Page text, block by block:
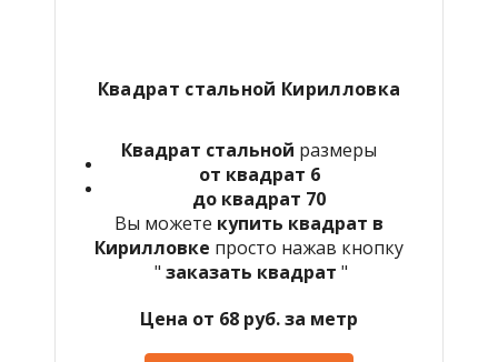
Квадрат стальной Кирилловка
Квадрат стальной размеры
от квадрат 6
до квадрат 70
Вы можете купить квадрат в
Кирилловке просто нажав кнопку
" заказать квадрат "
Цена от 68 руб. за метр